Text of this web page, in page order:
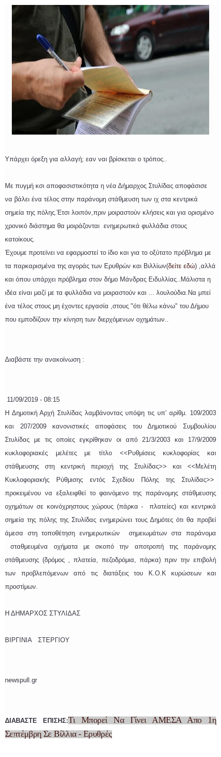
Υπάρχει όρεξη για αλλαγή; εαν ναι βρίσκεται ο τρόπος..
Με πυγμή κσι αποφασιστικότητα η νέα Δήμαρχος Στυλίδας αποφάσισε
να βάλει ένα τέλος στην παράνομη στάθμευση των ιχ στα κεντρικά
σημεία της πόλης.Έτσι λοιπόν,πριν μοιραστούν κλήσεις και για ορισμένο
χρονικό διάστημα θα μοιράζονται ενημερωτικά φυλλάδια στους
κατοίκους.
Έχουμε προτείνει να εφαρμοστεί το ίδιο και για το οξύτατο πρόβλημα με
τα παρκαρισμένα της αγοράς των Ερυθρών και Βιλλίων(δείτε εδώ) ,αλλά
και όπου υπάρχει πρόβλημα στον δήμο Μάνδρας Ειδυλλίας..Μάλιστα η
ιδέα είναι μαζί με τα φυλλάδια να μοιραστούν και ... λουλούδια.Να μπεί
ένα τέλος στους μη έχοντες εργασία ,στους "ότι θέλω κάνω" του Δήμου
που εμποδίζουν την κίνηση των διερχόμενων οχημάτων..
Διαβάστε την ανακοίνωση :
11/09/2019 - 08:15
Η Δημοτική Αρχή Στυλίδας λαμβάνοντας υπόψη τις υπ’ αρίθμ. 109/2003
και 207/2009 κανονιστικές αποφάσεις του Δημοτικού Συμβουλίου
Στυλίδας με τις οποίες εγκρίθηκαν οι από 21/3/2003 και 17/9/2009
κυκλοφοριακές μελέτες με τίτλο <<Ρυθμίσεις κυκλοφορίας και
στάθμευσης στη κεντρική περιοχή της Στυλίδας>> και <<Μελέτη
Κυκλοφοριακής Ρύθμισης εντός Σχεδίου Πόλης της Στυλίδας>>
προκειμένου να εξαλειφθεί το φαινόμενο της παράνομης στάθμευσης
οχημάτων σε κοινόχρηστους χώρους (πάρκα - πλατείες) και κεντρικά
σημεία της πόλης της Στυλίδας ενημερώνει τους Δημότες ότι θα προβεί
άμεσα στη τοποθέτηση ενημερωτικών σημειωμάτων στα παράνομα
σταθμευμένα οχήματα με σκοπό την αποτροπή της παράνομης
στάθμευσης (δρόμος , πλατεία, πεζοδρόμια, πάρκα) πριν την επιβολή
των προβλεπόμενων από τις διατάξεις του Κ.Ο.Κ κυρώσεων και
προστίμων.
Η ΔΗΜΑΡΧΟΣ ΣΤΥΛΙΔΑΣ
ΒΙΡΓΙΝΙΑ ΣΤΕΡΓΙΟΥ
newspull.gr
ΔΙΑΒΑΣΤΕ ΕΠΙΣΗΣ:Τι Μπορεί Να Γίνει ΑΜΕΣΑ Απο 1η
Σεπτέμβρη Σε Βίλλια - Ερυθρές